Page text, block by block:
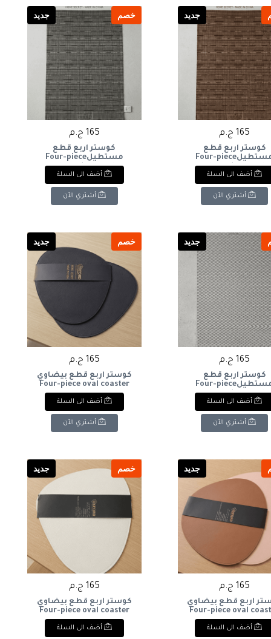
جديد
165 ج.م
كوستر اربع قطع
مستطيلFour-piece
rectangular
أضف الى السلة
أشتري الآن
خصم جديد
165 ج.م
كوستر اربع قطع
مستطيلFour-piece
rectangular coaster
أضف الى السلة
أشتري الآن
جديد
165 ج.م
كوستر اربع قطع
مستطيلFour-piece
rectangular
أضف الى السلة
أشتري الآن
خصم جديد
165 ج.م
كوستر اربع قطع بيضاوي
Four-piece oval coaster
أضف الى السلة
أشتري الآن
جديد
165 ج.م
اربع قطع بيضاوي
Four-piece oval
أضف الى السلة
خصم جديد
165 ج.م
كوستر اربع قطع بيضاوي
Four-piece oval coaster
أضف الى السلة